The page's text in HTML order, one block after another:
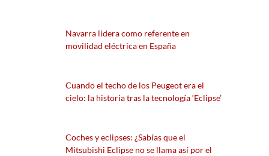
Navarra lidera como referente en
movilidad eléctrica en España
Cuando el techo de los Peugeot era el
cielo: la historia tras la tecnología ‘Eclipse’
Coches y eclipses: ¿Sabías que el
Mitsubishi Eclipse no se llama así por el